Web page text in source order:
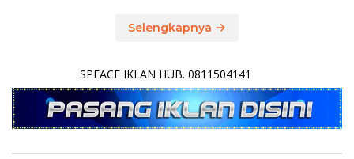
Selengkapnya
SPEACE IKLAN HUB. 0811504141